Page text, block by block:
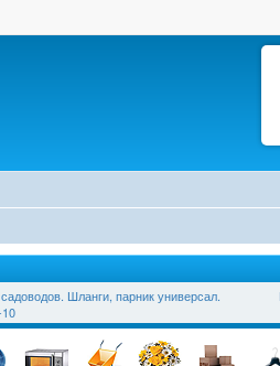
Шланги, парник универсал.